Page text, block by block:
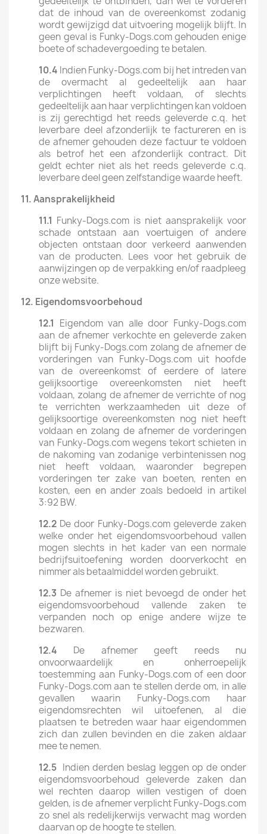
dat de inhoud van de overeenkomst zodanig
wordt gewijzigd dat uitvoering mogelijk blijft. In
geen geval is Funky-Dogs.com gehouden enige
boete of schadevergoeding te betalen.
10.4 Indien Funky-Dogs.com bij het intreden van
de overmacht al gedeeltelijk aan haar
verplichtingen heeft voldaan, of slechts
gedeeltelijk aan haar verplichtingen kan voldoen
is zij gerechtigd het reeds geleverde c.q. het
leverbare deel afzonderlijk te factureren en is
de afnemer gehouden deze factuur te voldoen
als betrof het een afzonderlijk contract. Dit
geldt echter niet als het reeds geleverde c.q.
leverbare deel geen zelfstandige waarde heeft.
11.Aansprakelijkheid
11.1 Funky-Dogs.com is niet aansprakelijk voor
schade ontstaan aan voertuigen of andere
objecten ontstaan door verkeerd aanwenden
van de producten. Lees voor het gebruik de
aanwijzingen op de verpakking en/of raadpleeg
onze website.
12. Eigendomsvoorbehoud
12.1 Eigendom van alle door Funky-Dogs.com
aan de afnemer verkochte en geleverde zaken
blijft bij Funky-Dogs.com zolang de afnemer de
vorderingen van Funky-Dogs.com uit hoofde
van de overeenkomst of eerdere of latere
gelijksoortige overeenkomsten niet heeft
voldaan, zolang de afnemer de verrichte of nog
te verrichten werkzaamheden uit deze of
gelijksoortige overeenkomsten nog niet heeft
voldaan en zolang de afnemer de vorderingen
van Funky-Dogs.com wegens tekort schieten in
de nakoming van zodanige verbintenissen nog
niet heeft voldaan, waaronder begrepen
vorderingen ter zake van boeten, renten en
kosten, een en ander zoals bedoeld in artikel
3:92 BW.
12.2 De door Funky-Dogs.com geleverde zaken
welke onder het eigendomsvoorbehoud vallen
mogen slechts in het kader van een normale
bedrijfsuitoefening worden doorverkocht en
nimmer als betaalmiddel worden gebruikt.
12.3 De afnemer is niet bevoegd de onder het
eigendomsvoorbehoud vallende zaken te
verpanden noch op enige andere wijze te
bezwaren.
12.4 De afnemer geeft reeds nu
onvoorwaardelijk en onherroepelijk
toestemming aan Funky-Dogs.com of een door
Funky-Dogs.com aan te stellen derde om, in alle
gevallen waarin Funky-Dogs.com haar
eigendomsrechten wil uitoefenen, al die
plaatsen te betreden waar haar eigendommen
zich dan zullen bevinden en die zaken aldaar
mee te nemen.
12.5 Indien derden beslag leggen op de onder
eigendomsvoorbehoud geleverde zaken dan
wel rechten daarop willen vestigen of doen
gelden, is de afnemer verplicht Funky-Dogs.com
zo snel als redelijkerwijs verwacht mag worden
daarvan op de hoogte te stellen.